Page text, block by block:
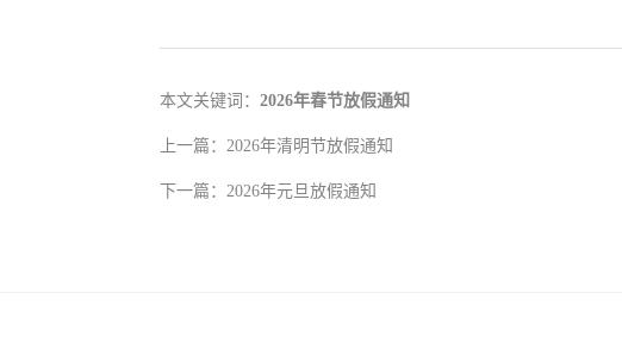
本文关键词：2026年春节放假通知
上一篇： 2026年清明节放假通知
下一篇： 2026年元旦放假通知